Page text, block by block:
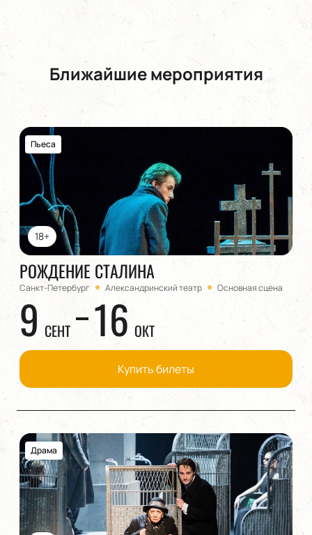
Ближайшие мероприятия
18+
Пьеса
РОЖДЕНИЕ СТАЛИНА
Санкт-Петербург Александринский театр Основная сцена
9 СЕНТ 16 ОКТ
Купить билеты
Драма